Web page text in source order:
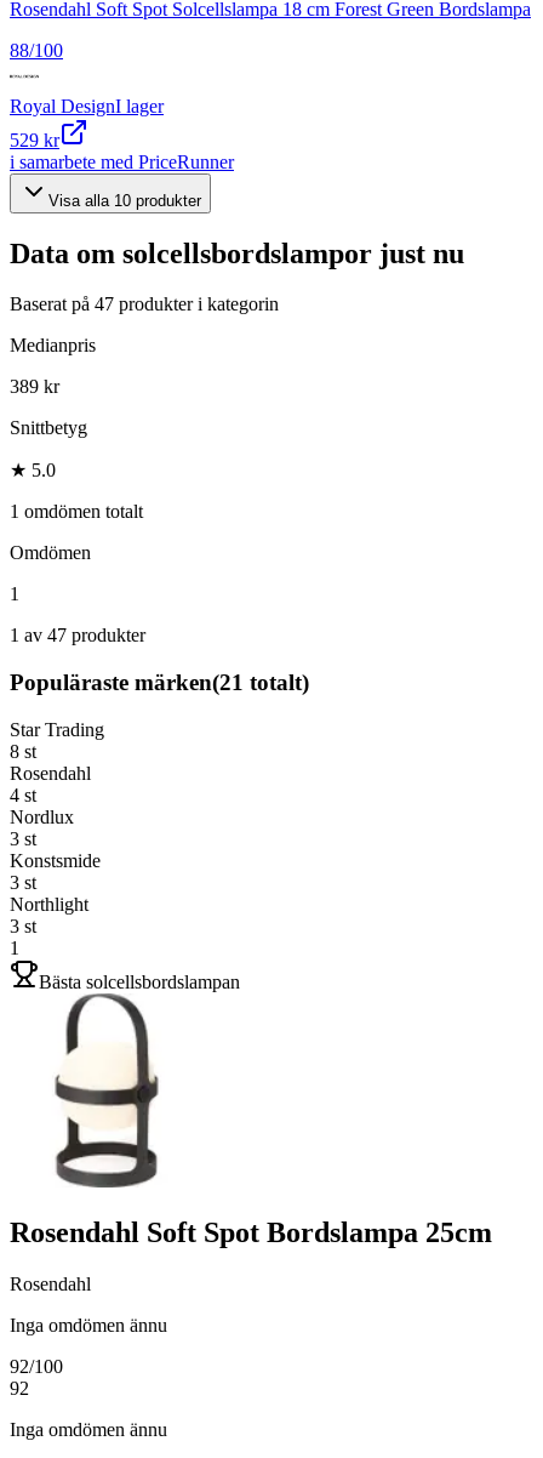
Rosendahl Soft Spot Solcellslampa 18 cm Forest Green Bordslampa
88/100
Royal DesignI lager
529 kr
i samarbete med PriceRunner
Visa alla 10 produkter
Data om solcellsbordslampor just nu
Baserat på 47 produkter i kategorin
Medianpris
389 kr
Snittbetyg
★ 5.0
1 omdömen totalt
Omdömen
1
1 av 47 produkter
Populäraste märken(21 totalt)
Star Trading
8 st
Rosendahl
4 st
Nordlux
3 st
Konstsmide
3 st
Northlight
3 st
1
Bästa solcellsbordslampan
Rosendahl Soft Spot Bordslampa 25cm
Rosendahl
Inga omdömen ännu
92/100
92
Inga omdömen ännu